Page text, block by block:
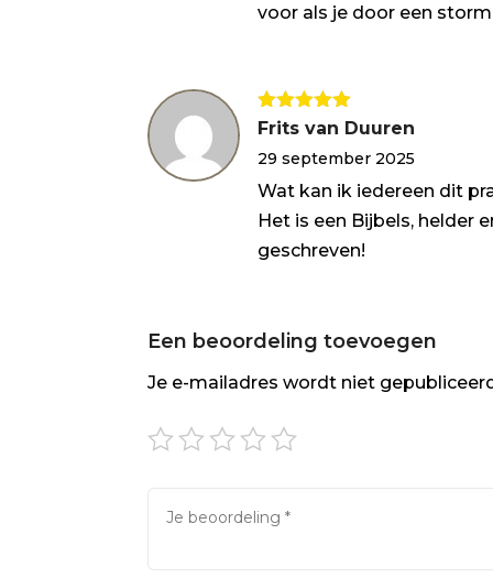
voor als je door een
Gewaardeerd
Frits van Duuren
29 september 2025
Wat kan ik iedereen dit
Het is een Bijbels, helder
geschreven!
Een beoordeling toevoegen
Je e-mailadres wordt niet